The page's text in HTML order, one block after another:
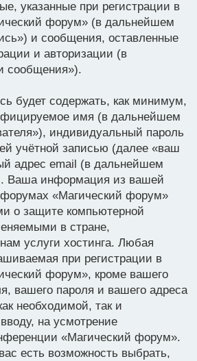
указанные при регистрации в
форум» (в дальнейшем
и сообщения, оставленные
и авторизации (в
сообщения»).
будет содержать, как минимум,
имя (в дальнейшем
индивидуальный пароль
учётной записью (далее «ваш
адрес email (в дальнейшем
Ваша информация из вашей
«Магический форум»
о защите компьютерной
в стране,
услуги хостинга. Любая
при регистрации в
форум», кроме вашего
вашего пароля и вашего адреса
необходимой, так и
на усмотрение
«Магический форум».
есть возможность выбрать,